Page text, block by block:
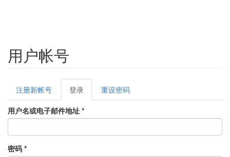
用户帐号
Primary
tabs
注册新帐号 登录 (active
tab)
重设密码
用户名或电子邮件地址 *
密码 *